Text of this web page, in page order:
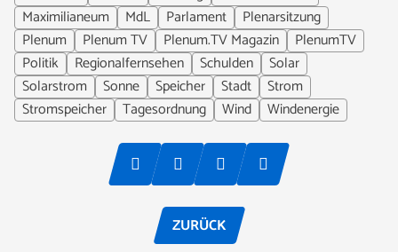
Maximilianeum
MdL Parlament
Plenarsitzung
Plenum
Plenum TV Plenum.TV Magazin
PlenumTV
Politik
Regionalfernsehen Schulden
Solar
Solarstrom
Sonne Speicher Stadt
Strom
Stromspeicher
Tagesordnung Wind Windenergie
ZURÜCK